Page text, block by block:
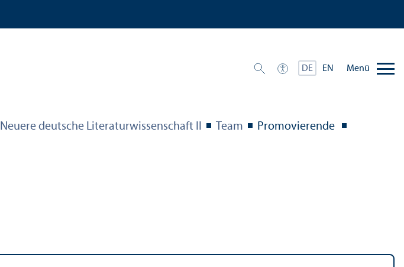
DE EN Menü
Neuere deutsche Literatur­wissenschaft II Team
Promovierende